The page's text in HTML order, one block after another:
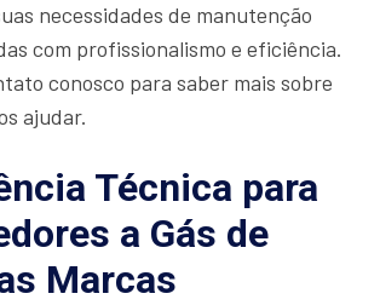
necessidades de manutenção
com profissionalismo e eficiência.
conosco para saber mais sobre
ajudar.
Técnica para
a Gás de
Marcas